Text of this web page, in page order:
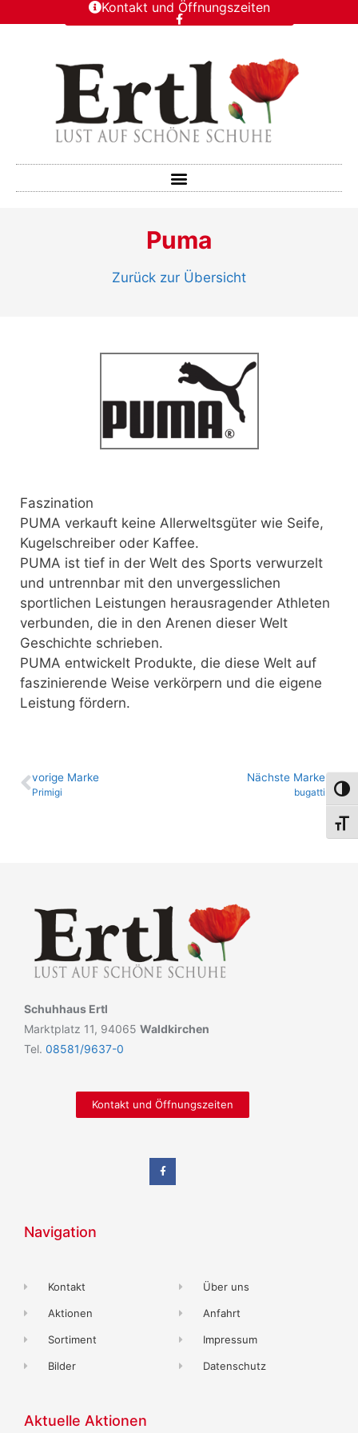
Kontakt und Öffnungszeiten
Puma
Zurück zur Übersicht
Faszination
PUMA verkauft keine Allerweltsgüter wie Seife,
Kugelschreiber oder Kaffee.
PUMA ist tief in der Welt des Sports verwurzelt
und untrennbar mit den unvergesslichen
sportlichen Leistungen herausragender Athleten
verbunden, die in den Arenen dieser Welt
Geschichte schrieben.
PUMA entwickelt Produkte, die diese Welt auf
faszinierende Weise verkörpern und die eigene
Leistung fördern.
vo­ri­ge Marke
Primigi
Nächste Marke
bugatti
Schuhhaus Ertl
Marktplatz 11, 94065 Waldkirchen
Tel. 08581/9637-0
Kontakt und Öffnungszeiten
Navigation
Kontakt
Aktionen
Sortiment
Bilder
Über uns
Anfahrt
Impressum
Datenschutz
Aktuelle Aktionen